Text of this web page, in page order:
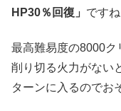
HP30％回復」 ですね
最高難易度の8000ク
削り切る火力がない
ターンに入るのでお